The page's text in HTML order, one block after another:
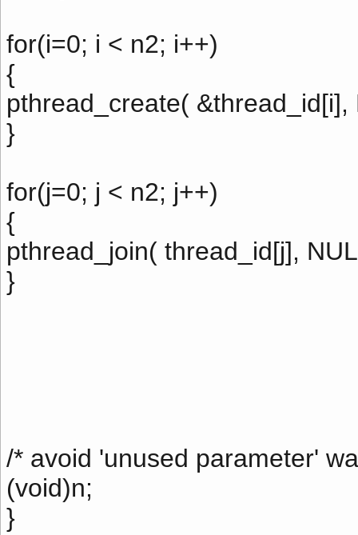
for(i=0; i < n2; i++)
{
pthread_create(
}
for(j=0; j < n2; j++)
{
pthread_join( thread_id[j],
}
/* avoid 'unused parameter'
(void)n;
}